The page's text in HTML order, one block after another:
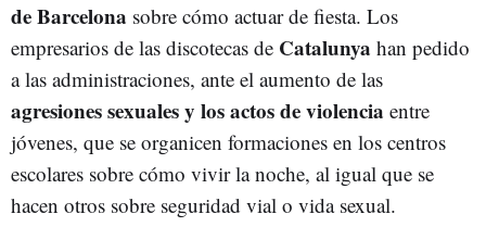
de Barcelona sobre cómo actuar de fiesta. Los
empresarios de las discotecas de Catalunya han pedido
a las administraciones, ante el aumento de las
agresiones sexuales y los actos de violencia entre
jóvenes, que se organicen formaciones en los centros
escolares sobre cómo vivir la noche, al igual que se
hacen otros sobre seguridad vial o vida sexual.